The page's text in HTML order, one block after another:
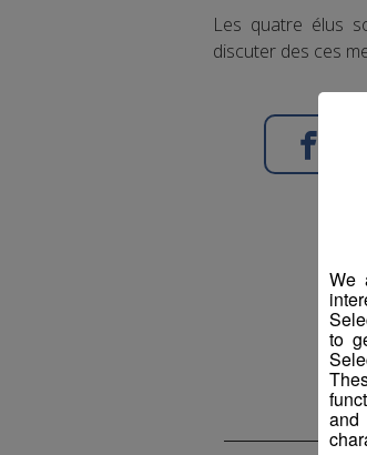
Les quatre élus
discuter des ces
We
to
and